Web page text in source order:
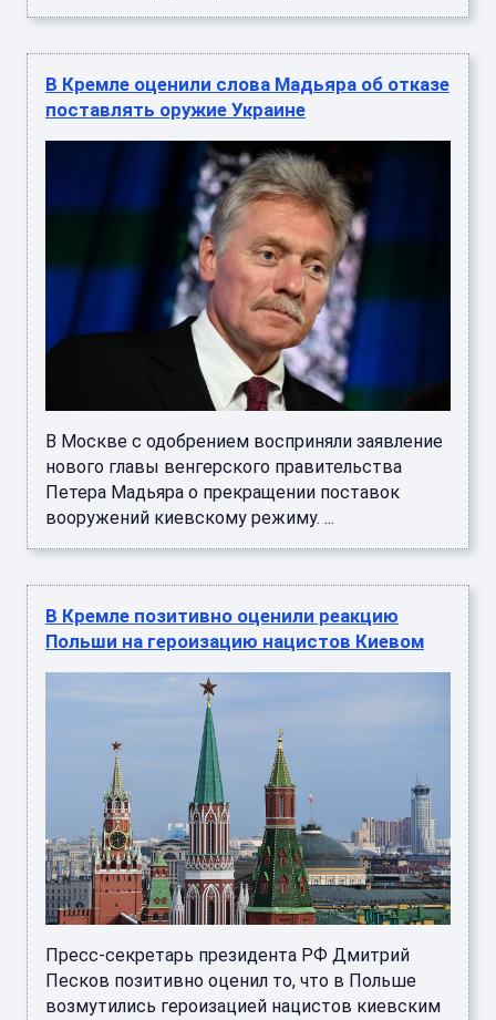
В Кремле оценили слова Мадьяра об отказе
поставлять оружие Украине
В Москве с одобрением восприняли заявление
нового главы венгерского правительства
Петера Мадьяра о прекращении поставок
вооружений киевскому режиму. ...
В Кремле позитивно оценили реакцию
Польши на героизацию нацистов Киевом
Пресс-секретарь президента РФ Дмитрий
Песков позитивно оценил то, что в Польше
возмутились героизацией нацистов киевским